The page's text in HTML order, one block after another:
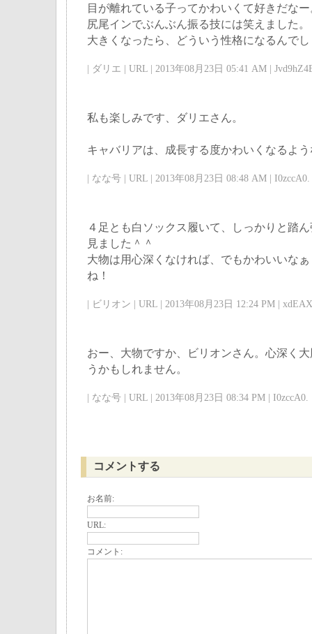
目が離れている子ってかわいくて好きだな
尻尾インでぶんぶん振る技には笑えました。
大きくなったら、どういう性格になるんで
| ダリエ | URL | 2013年08月23日 05:41 AM |
私も楽しみです、ダリエさん。
キャバリアは、成長する度かわいくなるよ
| なな号 | URL | 2013年08月23日 08:48 AM | I0zccA0.
４足とも白ソックス履いて、しっかりと踏
見ました＾＾
大物は用心深くなければ、でもかわいいな
ね！
| ビリオン | URL | 2013年08月23日 12:24 PM |
おー、大物ですか、ビリオンさん。心深く
うかもしれません。
| なな号 | URL | 2013年08月23日 08:34 PM | I0zccA0.
コメントする
お名前:
URL:
コメント: